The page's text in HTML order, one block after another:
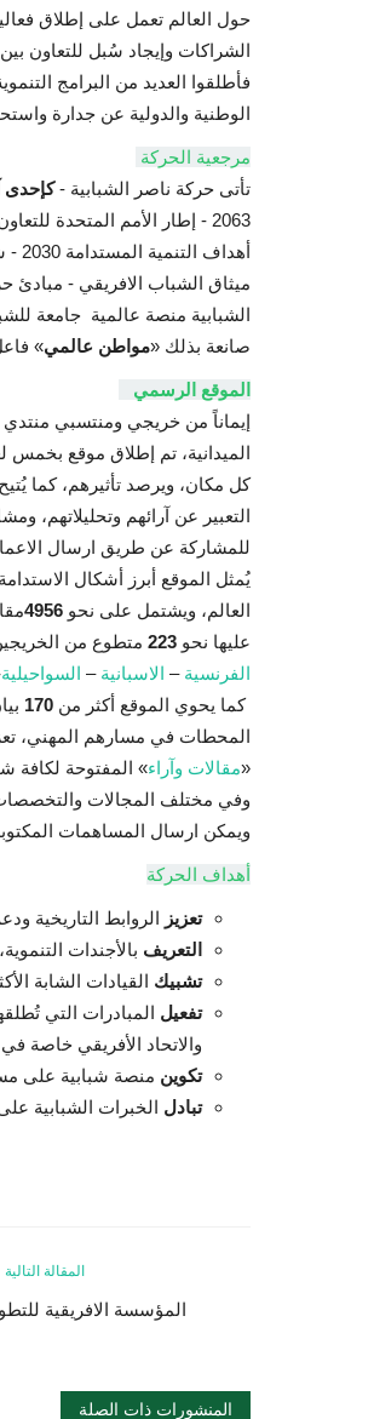
حول العالم تعمل على إطلاق
الشراكات وإيجاد سُبل للتعاون بين
فأطلقوا العديد من البرامج
الوطنية والدولية عن جدارة
مرجعية الحركة
تأتى حركة ناصر الشبابية -كإحدى
2063 - إطار الأمم المتحدة
ميثاق الشباب الافريقي - مبادئ
الشبابية منصة عالمية جامعة
صانعة بذلك «مواطن عالمي»
الموقع الرسمي
إيماناً من خريجي ومنتسبي منتدي
الميدانية، تم إطلاق موقع
كل مكان، ويرصد تأثيرهم، كما
التعبير عن آرائهم وتحليلاتهم،
للمشاركة عن طريق ارسال
يُمثل الموقع أبرز أشكال
العالم، ويشتمل على نحو 4956
عليها نحو 223 متطوع من
الفرنسية – الاسبانية – السواحيلية
كما يحوي الموقع أكثر من 170
المحطات في مسارهم المهني،
«مقالات وآراء» المفتوحة لكافة
وفي مختلف المجالات
ويمكن ارسال المساهمات
أهداف الحركة
تعزيز الروابط التاريخية
التعريف بالأجندات
تشبيك القيادات الشابة
تفعيل المبادرات التي
والاتحاد الأفريقي خاصة في
تكوين منصة شبابية على
تبادل الخبرات الشبابية
المقالة التالية
المؤسسة الافريقية
المنشورات ذات الصلة